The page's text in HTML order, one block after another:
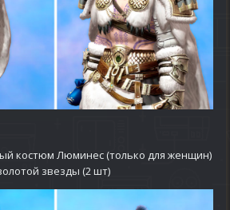
костюм Люминес (только для женщин)
звезды (2 шт)